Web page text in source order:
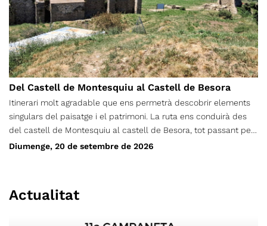
Del Castell de Montesquiu al Castell de Besora
Itinerari molt agradable que ens permetrà descobrir elements
singulars del paisatge i el patrimoni. La ruta ens conduirà des
del castell de Montesquiu al castell de Besora, tot passant pel
pla del Revell i el collet de Mongia. De tornada passarem per
Diumenge, 20 de setembre de 2026
Actualitat